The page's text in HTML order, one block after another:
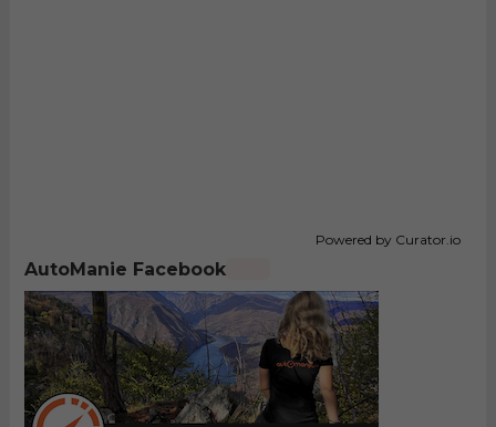
Powered by Curator.io
AutoManie Facebook